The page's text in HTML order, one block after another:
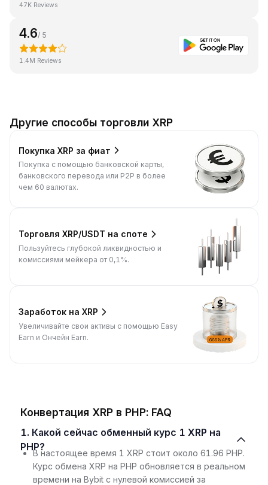
47K Reviews
4.6/ 5
1.4M Reviews
Другие способы торговли XRP
Покупка XRP за фиат
Покупка с помощью банковской карты,
банковского перевода или P2P в более
чем 60 валютах.
Торговля XRP/USDT на споте
Пользуйтесь глубокой ликвидностью и
комиссиями мейкера от 0,1%.
Заработок на XRP
Увеличивайте свои активы с помощью Easy
Earn и Ончейн Earn.
Конвертация XRP в PHP: FAQ
1. Какой сейчас обменный курс 1 XRP на
PHP?
В настоящее время 1 XRP стоит около 61.96 PHP.
Курс обмена XRP на PHP обновляется в реальном
времени на Bybit с нулевой комиссией за